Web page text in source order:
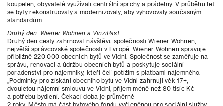
koupelen, obyvatelé využívali centrální sprchy a prádelny. V průběhu let
se byty rekonstruovaly a modernizovaly, aby vyhovovaly současným
standardům.
Druhý den: Wiener Wohnen a VinziRast
Druhý den cesty zahrnoval návštěvu společnosti Wiener Wohnen,
největší správcovské společnosti v Evropě. Wiener Wohnen spravuje
přibližně 220 000 obecních bytů ve Vídni. Společnost se zaměřuje na
správu, renovaci a údržbu obecních bytů a poskytuje sociální
poradenství pro nájemníky, kteří čelí potížím s platbami nájemného.
„Podmínky pro získání obecního bytu ve Vídni zahrnují věk 17+,
dvouletou nájemní smlouvu ve Vídni, příjem méně než 80 tisíc Kč
a potřebu bydlení. Čekací doba je průměrně
2 roky. Město má část bytového fondu vyčleněnou pro sociální služby